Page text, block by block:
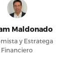
Maldonado
y Estratega
Financiero